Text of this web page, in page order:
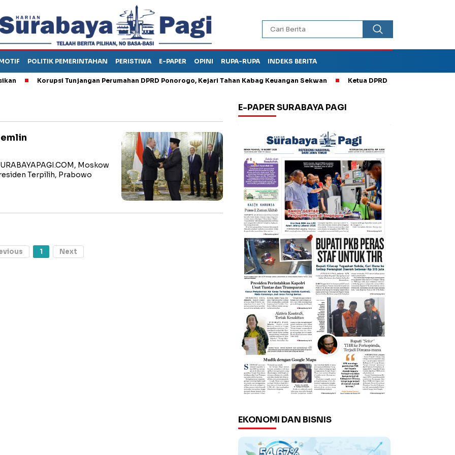
POLITIK PEMERINTAHAN PERISTIWA E-PAPER OPINI RUPA-RUPA INDEKS BERITA
Korupsi Tunjangan Perumahan DPRD Ponorogo, Kejari Tahan Kabag Keuangan Sekwan Ketua DPRD Kota Madiun Sebut
Moskow
Terpilih, Prabowo
1 Next
E-PAPER SURABAYA PAGI
EKONOMI DAN BISNIS